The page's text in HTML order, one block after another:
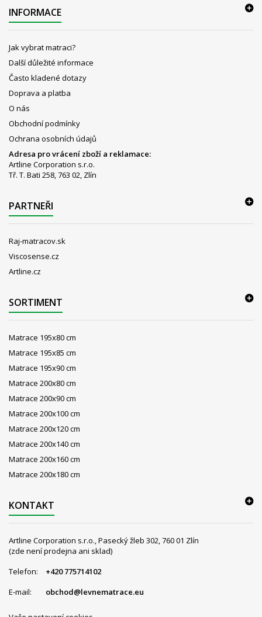
INFORMACE
Jak vybrat matraci?
Další důležité informace
Často kladené dotazy
Doprava a platba
O nás
Obchodní podmínky
Ochrana osobních údajů
Adresa pro vrácení zboží a reklamace:
Artline Corporation s.r.o.
Tř. T. Bati 258, 763 02, Zlín
PARTNEŘI
Raj-matracov.sk
Viscosense.cz
Artline.cz
SORTIMENT
Matrace 195x80 cm
Matrace 195x85 cm
Matrace 195x90 cm
Matrace 200x80 cm
Matrace 200x90 cm
Matrace 200x100 cm
Matrace 200x120 cm
Matrace 200x140 cm
Matrace 200x160 cm
Matrace 200x180 cm
KONTAKT
Artline Corporation s.r.o., Pasecký žleb 302, 760 01 Zlín
(zde není prodejna ani sklad)
Telefon:
+420 775714102
E-mail:
obchod@levnematrace.eu